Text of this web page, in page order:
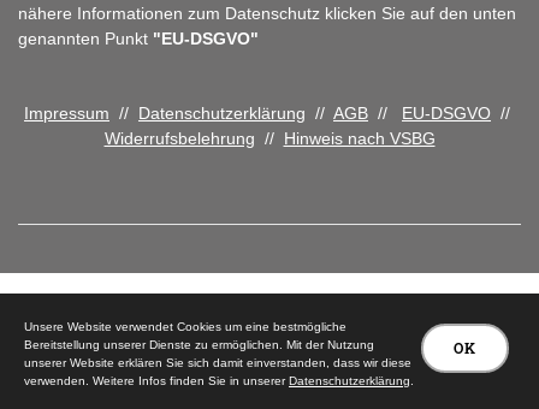
nähere Informationen zum Datenschutz klicken Sie auf den unten
genannten Punkt "EU-DSGVO"
Impressum // Datenschutzerklärung // AGB // EU-DSGVO //
Widerrufsbelehrung // Hinweis nach VSBG
© 2026 Tischlerei Peter Carstensen
OK
Unsere Website verwendet Cookies um eine bestmögliche
Bereitstellung unserer Dienste zu ermöglichen. Mit der Nutzung
unserer Website erklären Sie sich damit einverstanden, dass wir diese
verwenden. Weitere Infos finden Sie in unsererDatenschutzerklärung